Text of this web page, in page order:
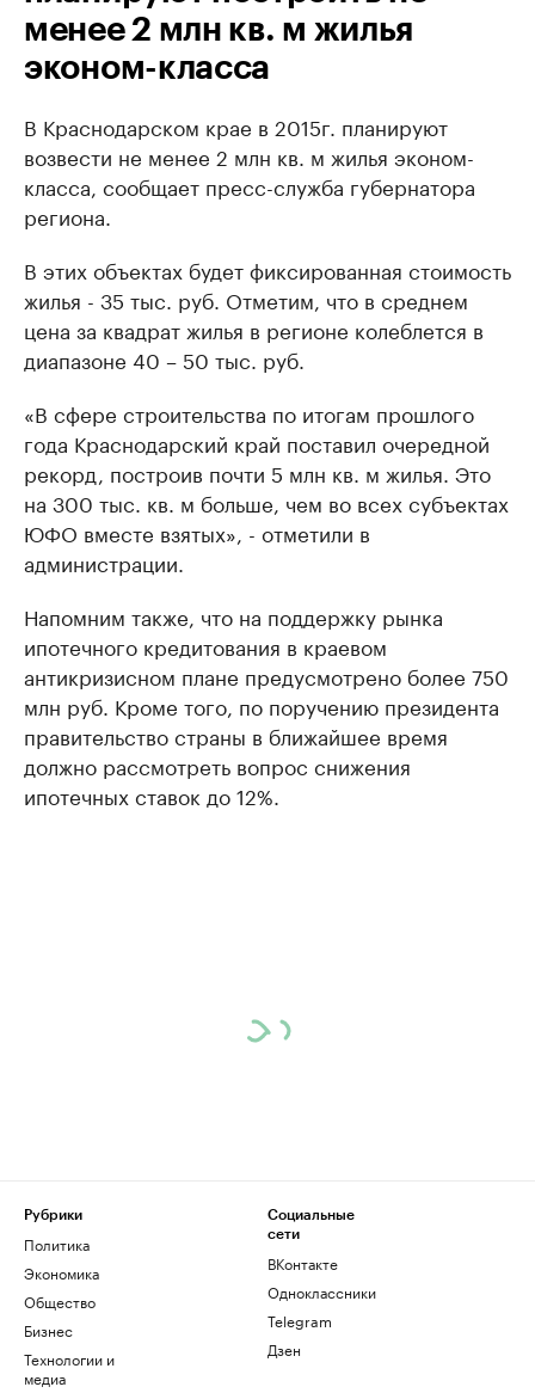
менее 2 млн кв. м жилья
эконом-класса
В Краснодарском крае в 2015г. планируют
возвести не менее 2 млн кв. м жилья эконом-
класса, сообщает пресс-служба губернатора
региона.
В этих объектах будет фиксированная стоимость
жилья - 35 тыс. руб. Отметим, что в среднем
цена за квадрат жилья в регионе колеблется в
диапазоне 40 – 50 тыс. руб.
«В сфере строительства по итогам прошлого
года Краснодарский край поставил очередной
рекорд, построив почти 5 млн кв. м жилья. Это
на 300 тыс. кв. м больше, чем во всех субъектах
ЮФО вместе взятых», - отметили в
администрации.
Напомним также, что на поддержку рынка
ипотечного кредитования в краевом
антикризисном плане предусмотрено более 750
млн руб. Кроме того, по поручению президента
правительство страны в ближайшее время
должно рассмотреть вопрос снижения
ипотечных ставок до 12%.
Рубрики
Политика
Экономика
Общество
Бизнес
Технологии и
медиа
Социальные
сети
ВКонтакте
Одноклассники
Telegram
Дзен